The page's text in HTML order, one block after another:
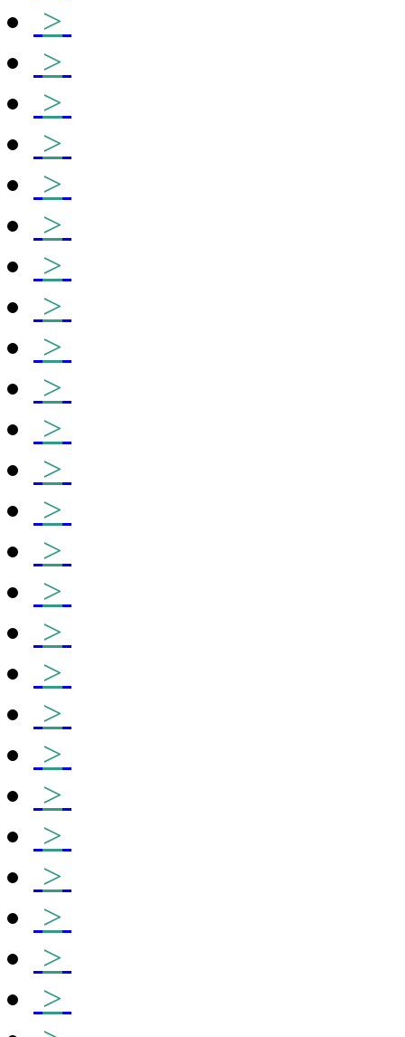
>
>
>
>
>
>
>
>
>
>
>
>
>
>
>
>
>
>
>
>
>
>
>
>
>